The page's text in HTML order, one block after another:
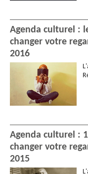
Agenda culturel :
changer votre
2016
Agenda culturel :
changer votre
2015